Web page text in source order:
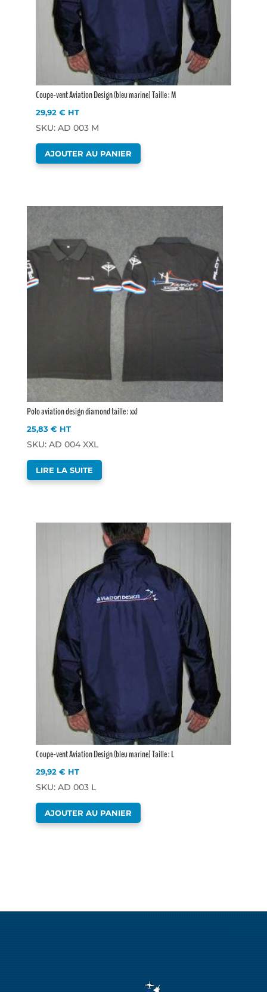
Coupe-vent Aviation Design (bleu marine) Taille : M
29,92 € HT
SKU: AD 003 M
AJOUTER AU PANIER
Polo aviation design diamond taille : xxl
25,83€ HT
SKU: AD 004 XXL
LIRE LA SUITE
Coupe-vent Aviation Design (bleu marine) Taille : L
29,92 € HT
SKU: AD 003 L
AJOUTER AU PANIER